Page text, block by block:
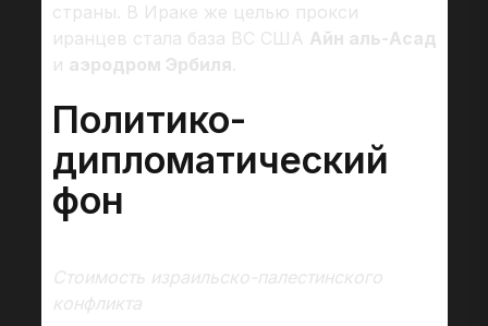
страны. В Ираке же целью прокси
иранцев стала база ВС США Айн аль-Асад
и аэродром Эрбиля.
Политико-
дипломатический
фон
Стоимость израильско-палестинского
конфликта